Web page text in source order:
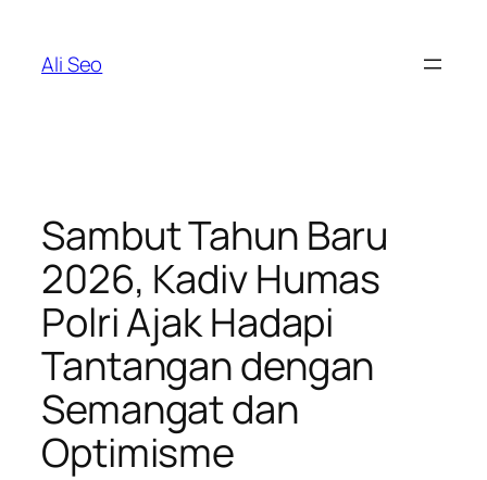
content
Ali Seo
Sambut Tahun Baru
2026, Kadiv Humas
Polri Ajak Hadapi
Tantangan dengan
Semangat dan
Optimisme